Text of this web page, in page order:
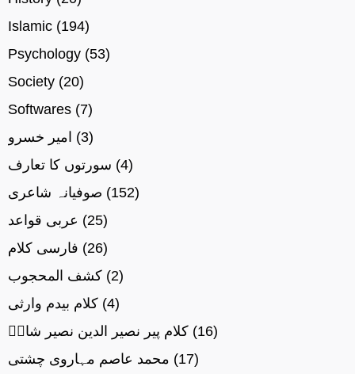
Islamic (194)
Psychology (53)
Society (20)
Softwares (7)
امیر خسرو (3)
سورتوں کا تعارف (4)
صوفیانہ شاعری (152)
عربی قواعد (25)
فارسی کلام (26)
کشف المحجوب (2)
کلام بیدم وارثی (4)
کلام پیر نصیر الدین نصیر شاہؒ (16)
محمد عاصم مہاروی چشتی (17)